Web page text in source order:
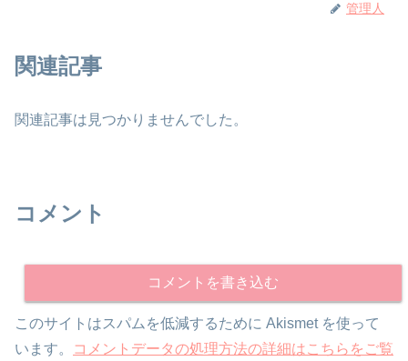
管理人
関連記事
関連記事は見つかりませんでした。
コメント
コメントを書き込む
このサイトはスパムを低減するために Akismet を使って
います。
コメントデータの処理方法の詳細はこちらをご覧